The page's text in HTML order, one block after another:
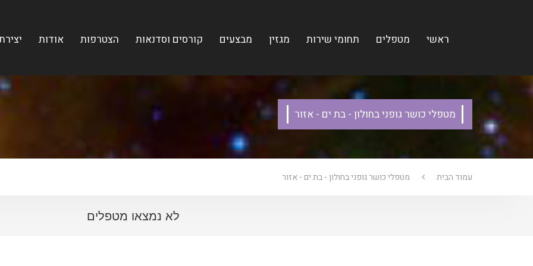
אודות הצטרפות קורסים וסדנאות מבצעים מגזין תחומי שירות מטפלים ראשי
מטפלי כושר גופני בחולון - בת ים - אזור
עמוד הבית מטפלי כושר גופני בחולון - בת ים - אזור
לא נמצאו מטפלים